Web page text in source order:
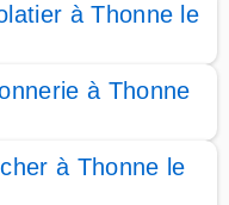
à Thonne le
à Thonne
à Thonne le